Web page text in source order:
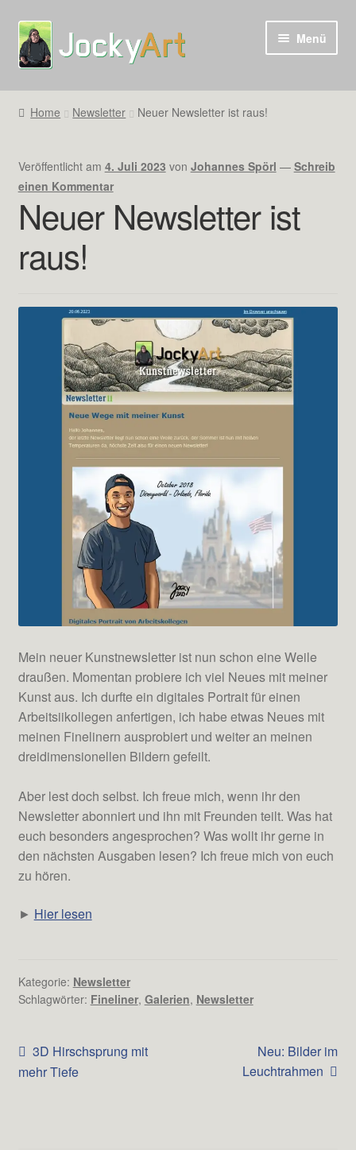
Zur
Navigation
springen
Zum
Inhalt
springen
Menü
Home Newsletter Neuer Newsletter ist raus!
Veröffentlicht am 4. Juli 2023 von Johannes Spörl — Schreib
einen Kommentar
Neuer Newsletter ist
raus!
Mein neuer Kunstnewsletter ist nun schon eine Weile
draußen. Momentan probiere ich viel Neues mit meiner
Kunst aus. Ich durfte ein digitales Portrait für einen
Arbeitsiikollegen anfertigen, ich habe etwas Neues mit
meinen Finelinern ausprobiert und weiter an meinen
dreidimensionellen Bildern gefeilt.
Aber lest doch selbst. Ich freue mich, wenn ihr den
Newsletter abonniert und ihn mit Freunden teilt. Was hat
euch besonders angesprochen? Was wollt ihr gerne in
den nächsten Ausgaben lesen? Ich freue mich von euch
zu hören.
► Hier lesen
Kategorie: Newsletter
Schlagwörter: Fineliner, Galerien, Newsletter
Beitrags-
Navigation
Vorheriger
Beitrag:
3D Hirschsprung mit
mehr Tiefe
Nächster
Beitrag:
Neu: Bilder im
Leuchtrahmen